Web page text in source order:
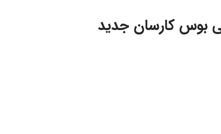
بوس کارسان جدید